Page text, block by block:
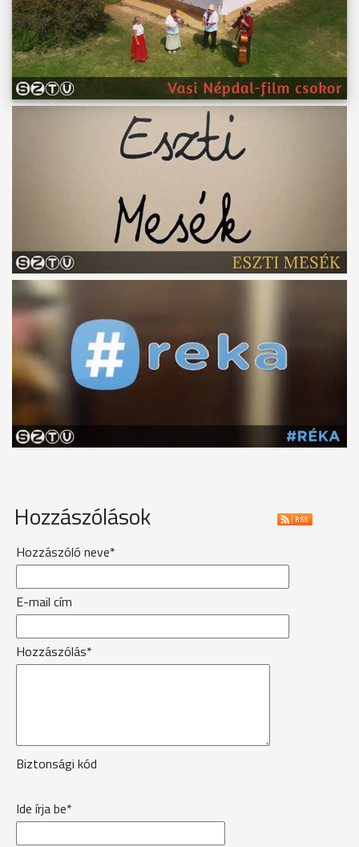
Hozzászólások
Hozzászóló neve*
E-mail cím
Hozzászólás*
Biztonsági kód
Ide írja be*